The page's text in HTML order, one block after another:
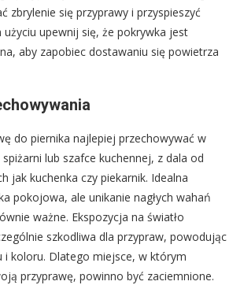
zbrylenie się przyprawy i przyspieszyć
użyciu upewnij się, że pokrywka jest
aby zapobiec dostawaniu się powietrza
do piernika najlepiej przechowywać w
lub szafce kuchennej, z dala od
jak kuchenka czy piekarnik. Idealna
pokojowa, ale unikanie nagłych wahań
ważne. Ekspozycja na światło
szkodliwa dla przypraw, powodując
i koloru. Dlatego miejsce, w którym
przyprawę, powinno być zaciemnione.